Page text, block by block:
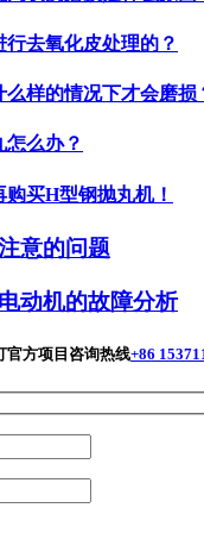
去氧化皮处理的？
样的情况下才会磨损
么办？
买H型钢抛丸机！
意的问题
动机的故障分析
官方项目咨询热线+86